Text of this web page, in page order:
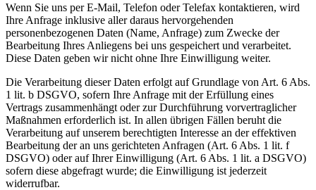
Wenn Sie uns per E-Mail, Telefon oder Telefax kontaktieren, wird
Ihre Anfrage inklusive aller daraus hervorgehenden
personenbezogenen Daten (Name, Anfrage) zum Zwecke der
Bearbeitung Ihres Anliegens bei uns gespeichert und verarbeitet.
Diese Daten geben wir nicht ohne Ihre Einwilligung weiter.
Die Verarbeitung dieser Daten erfolgt auf Grundlage von Art. 6 Abs.
1 lit. b DSGVO, sofern Ihre Anfrage mit der Erfüllung eines
Vertrags zusammenhängt oder zur Durchführung vorvertraglicher
Maßnahmen erforderlich ist. In allen übrigen Fällen beruht die
Verarbeitung auf unserem berechtigten Interesse an der effektiven
Bearbeitung der an uns gerichteten Anfragen (Art. 6 Abs. 1 lit. f
DSGVO) oder auf Ihrer Einwilligung (Art. 6 Abs. 1 lit. a DSGVO)
sofern diese abgefragt wurde; die Einwilligung ist jederzeit
widerrufbar.